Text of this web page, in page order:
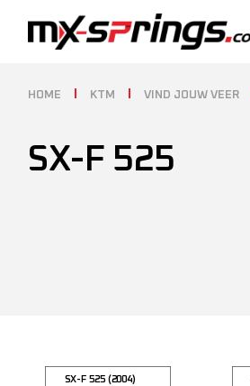
HOME KTM VIND JOUW VEER
SX-F 525
SX-F 525 (2004)